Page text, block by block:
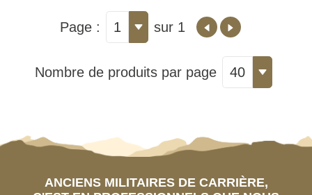
Page : 1 sur 1
Nombre de produits par page 40
ANCIENS MILITAIRES DE CARRIÈRE,